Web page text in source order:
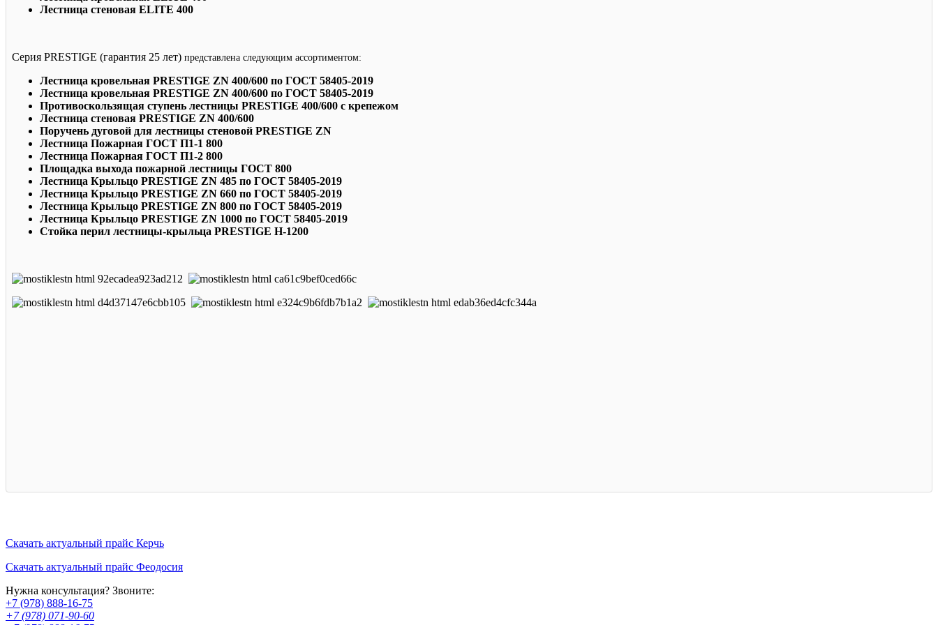
Лестница стеновая ELITE 400
Серия PRESTIGE (гарантия 25 лет) представлена следующим ассортиментом:
Лестница кровельная PRESTIGE ZN 400/600 по ГОСТ 58405-2019
Лестница кровельная PRESTIGE ZN 400/600 по ГОСТ 58405-2019
Противоскользящая ступень лестницы PRESTIGE 400/600 с крепежом
Лестница стеновая PRESTIGE ZN 400/600
Поручень дуговой для лестницы стеновой PRESTIGE ZN
Лестница Пожарная ГОСТ П1-1 800
Лестница Пожарная ГОСТ П1-2 800
Площадка выхода пожарной лестницы ГОСТ 800
Лестница Крыльцо PRESTIGE ZN 485 по ГОСТ 58405-2019
Лестница Крыльцо PRESTIGE ZN 660 по ГОСТ 58405-2019
Лестница Крыльцо PRESTIGE ZN 800 по ГОСТ 58405-2019
Лестница Крыльцо PRESTIGE ZN 1000 по ГОСТ 58405-2019
Стойка перил лестницы-крыльца PRESTIGE Н-1200
Скачать актуальный прайс Керчь
Скачать актуальный прайс Феодосия
Нужна консультация? Звоните:
+7 (978) 888-16-75
+7 (978) 071-90-60